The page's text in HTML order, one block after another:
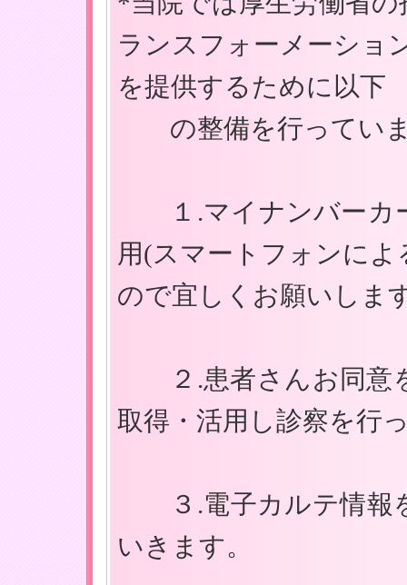
ランスフォーメーショ
を提供するために以下
の整備を行ってい
１.マイナンバーカ
用(スマートフォンに
ので宜しくお願いしま
２.患者さんお同意
取得・活用し診察を行
３.電子カルテ情報
いきます。